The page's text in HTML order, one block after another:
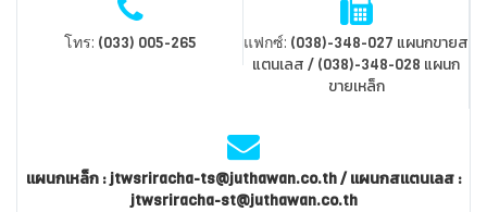
โทร: (033) 005-265 แฟกซ์: (038)-348-027 แผนกขายส
แตนเลส / (038)-348-028 แผนก
ขายเหล็ก
แผนกเหล็ก : jtwsriracha-ts@juthawan.co.th / แผนกสแตนเลส :
jtwsriracha-st@juthawan.co.th